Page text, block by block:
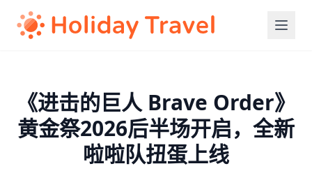
《进击的巨人 Brave Order》
黄金祭2026后半场开启，全新
啦啦队扭蛋上线